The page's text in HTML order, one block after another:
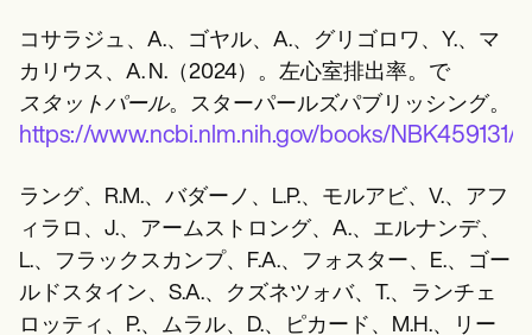
コサラジュ、A.、ゴヤル、A.、グリゴロワ、Y.、マ
カリウス、A. N.（2024）。左心室排出率。で
スタットパール。スターパールズパブリッシング。
https://www.ncbi.nlm.nih.gov/books/NBK459131/
ラング、R.M.、バダーノ、L.P.、モルアビ、V.、アフ
ィラロ、J.、アームストロング、A.、エルナンデ、
L.、フラックスカンプ、F.A.、フォスター、E.、ゴー
ルドスタイン、S.A.、クズネツォバ、T.、ランチェ
ロッティ、P.、ムラル、D.、ピカード、M.H.、リー